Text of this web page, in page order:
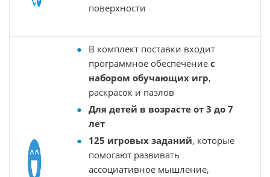
поверхности
В комплект поставки входит
программное обеспечение с
набором обучающих игр,
раскрасок и пазлов
Для детей в возрасте от 3 до 7
лет
125 игровых заданий, которые
помогают развивать
ассоциативное мышление,